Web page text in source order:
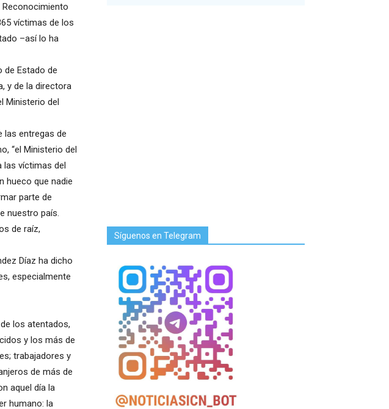
Reconocimiento
víctimas de los
–así lo ha
de Estado de
y de la directora
Ministerio del
las entregas de
“el Ministerio del
las víctimas del
hueco que nadie
parte de
nuestro país.
de raíz,
Díaz ha dicho
especialmente
los atentados,
y los más de
trabajadores y
de más de
aquel día la
humano: la
Síguenos en Telegram